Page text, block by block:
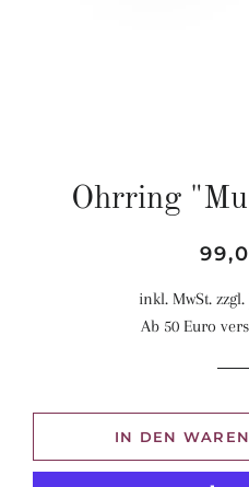
Ohrring
inkl. MwSt. zzgl.
Ab 50 Euro
IN DEN